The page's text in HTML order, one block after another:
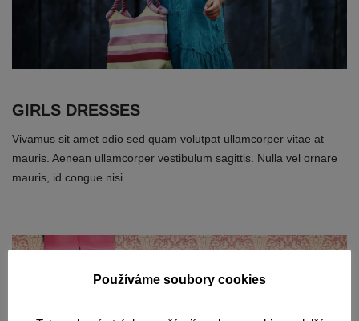
GIRLS DRESSES
Vivamus sit amet odio sed quam volutpat ullamcorper vitae at
mauris. Aenean ullamcorper vestibulum sagittis. Nulla vel ornare
mauris, id congue nisi.
Používáme soubory cookies